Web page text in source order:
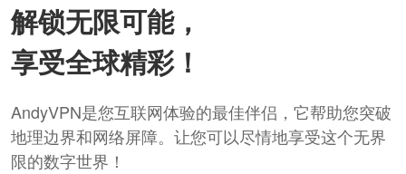
解锁无限可能，
享受全球精彩！
AndyVPN是您互联网体验的最佳伴侣，它帮助您突破
地理边界和网络屏障。让您可以尽情地享受这个无界
限的数字世界！